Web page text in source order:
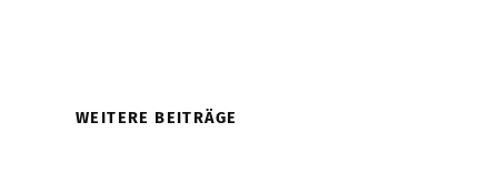
WEITERE BEITRÄGE